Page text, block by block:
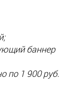
баннер
по 1 900 руб.